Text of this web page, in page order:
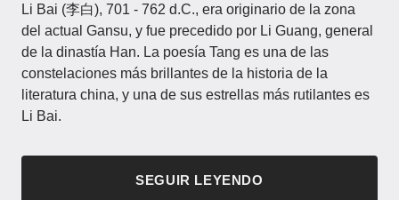
Li Bai (李白), 701 - 762 d.C., era originario de la zona
del actual Gansu, y fue precedido por Li Guang, general
de la dinastía Han. La poesía Tang es una de las
constelaciones más brillantes de la historia de la
literatura china, y una de sus estrellas más rutilantes es
Li Bai.
SEGUIR LEYENDO